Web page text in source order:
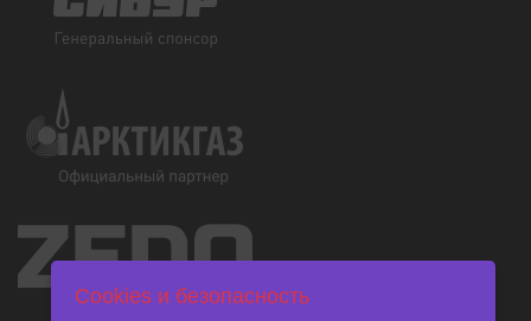
Cookies и безопасность